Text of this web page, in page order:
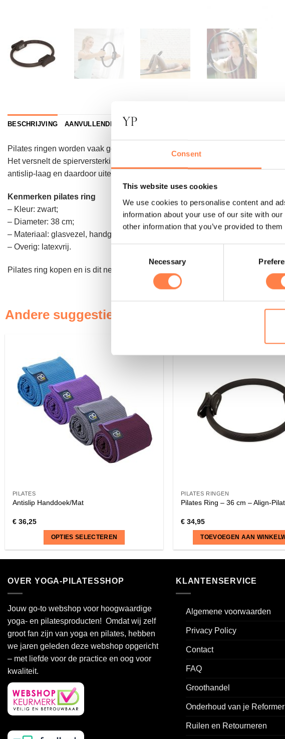
Consent
This website uses cookies
We use cookies to personalise content and
information about your use of our site with
other information that you’ve provided to
Necessary
BESCHRIJVING AANVULLENDE INFORMATIE
Pilates ringen worden vaak gebruikt om intensiteit toe te voegen aan basis
Het versnelt de spierversterking door te richten op specifieke spieren. De
antislip-laag en daardoor uitermate geschikt voor diverse en intense pilates
Kenmerken pilates ring
– Kleur: zwart;
– Diameter: 38 cm;
– Materiaal: glasvezel, handgrepen in ABS-plastic met kussentjes in EVA-
– Overig: latexvrij.
Pilates ring kopen en is dit net niet wat je zoekt? Bekijk dan hier
Andere suggesties…
PILATES
Antislip Handdoek/Mat
€36,25
OPTIES SELECTEREN
heeft
Deze
optie
kan
gekozen
worden
op
de
productpagina
PILATES RINGEN
Pilates Ring – 36 cm – Align-
€34,95
TOEVOEGEN AAN
OVER YOGA-PILATESSHOP
Jouw go-to webshop voor hoogwaardige
yoga- en pilatesproducten! Omdat wij zelf
groot fan zijn van yoga en pilates, hebben
we jaren geleden deze webshop opgericht
– met liefde voor de practice en oog voor
kwaliteit.
KLANTENSERVICE
Algemene voorwaarden
Privacy Policy
Contact
FAQ
Groothandel
Onderhoud van je Reformer
Ruilen en Retourneren